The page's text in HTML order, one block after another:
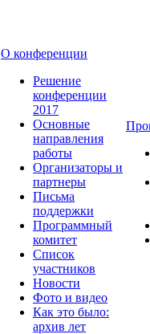
О конференции
Решение
конференции
2017
Основные
направления
работы
Организаторы и
партнеры
Письма
поддержки
Программный
комитет
Список
участников
Новости
Фото и видео
Как это было:
архив лет